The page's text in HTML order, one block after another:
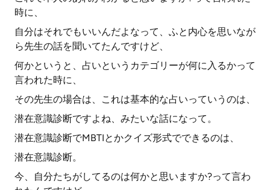
時に、
自分はそれでもいいんだよなって、ふと内心を思いなが
ら先生の話を聞いてたんですけど、
何かというと、占いというカテゴリーが何に入るかって
言われた時に、
その先生の場合は、これは基本的な占いっていうのは、
潜在意識診断ですよね、みたいな話になって。
潜在意識診断でMBTIとかクイズ形式でできるのは、
潜在意識診断。
今、自分たちがしてるのは何かと思いますか?って言わ